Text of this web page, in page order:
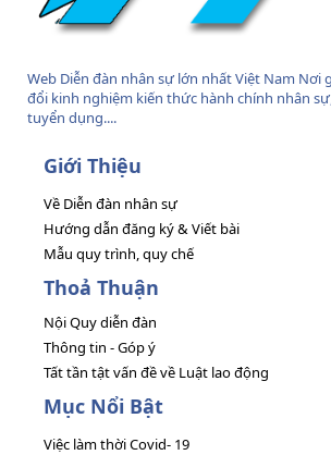
Web Diễn đàn nhân sự lớn nhất Việt Nam Nơi
đổi kinh nghiệm kiến thức hành chính nhân
tuyển dụng....
Giới Thiệu
Về Diễn đàn nhân sự
Hướng dẫn đăng ký & Viết bài
Mẫu quy trình, quy chế
Thoả Thuận
Nội Quy diễn đàn
Thông tin - Góp ý
Tất tần tật vấn đề về Luật lao động
Mục Nổi Bật
Việc làm thời Covid- 19